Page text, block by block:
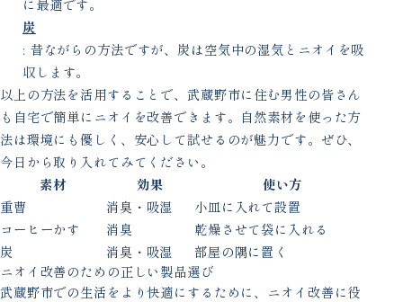
に最適です。
炭
: 昔ながらの方法ですが、炭は空気中の湿気とニオイを吸
収します。
以上の方法を活用することで、武蔵野市に住む男性の皆さん
も自宅で簡単にニオイを改善できます。自然素材を使った方
法は環境にも優しく、安心して試せるのが魅力です。ぜひ、
今日から取り入れてみてください。
素材
効果
使い方
重曹
消臭・吸湿
小皿に入れて設置
コーヒーかす
消臭
乾燥させて袋に入れる
炭
消臭・吸湿
部屋の隅に置く
ニオイ改善のための正しい製品選び
武蔵野市での生活をより快適にするために、ニオイ改善に役